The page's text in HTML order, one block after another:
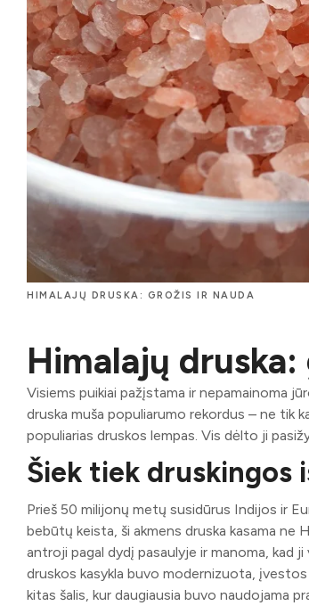
HIMALAJŲ DRUSKA: GROŽIS IR NAUDA
Himalajų
Visiems puikiai pažįstama ir nepamainoma
druska muša populiarumo rekordus – ne tik
populiarias druskos lempas. Vis dėlto ji
Šiek tiek druskingos
Prieš 50 milijonų metų susidūrus Indijos ir
bebūtų keista, ši akmens druska kasama ne
antroji pagal dydį pasaulyje ir manoma, kad ji
druskos kasykla buvo modernizuota,
kitas šalis, kur daugiausia buvo naudojama